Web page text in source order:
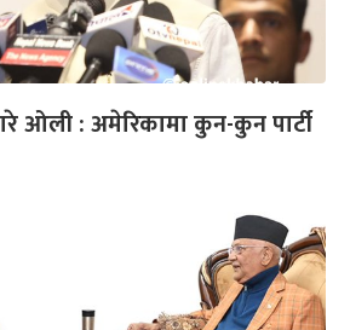
ओली : अमेरिकामा कुन-कुन पार्टी